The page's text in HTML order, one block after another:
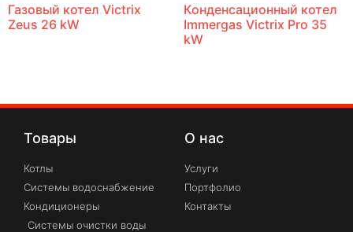
Газовый котел Victrix
Zeus 26 kW
Конденсационный котел
Immergas Victrix Pro 35
kW
Товары
Котлы
Системы водоснабжение
Кондиционеры
Системы очистки воды
О нас
Услуги
Портфолио
Контакты